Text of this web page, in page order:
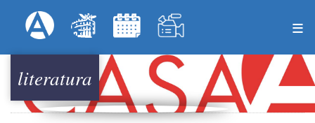
al
principal
Menú Superior
literatura